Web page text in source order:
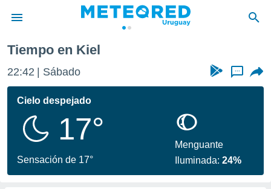
de
ha
calidad.
a este
las
Tiempo en Kiel
22:42 Sábado ...
Cielo despejado
17°
Sensación de 17°
Menguante
Iluminada:24%